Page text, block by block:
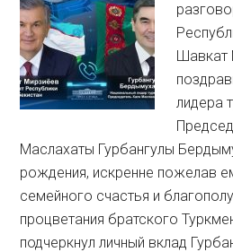
Шавкат
лидера
Маслахаты Гурбангулы
рождения, искренне пожелав
семейного счастья и
процветания братского
подчеркнул личный вклад